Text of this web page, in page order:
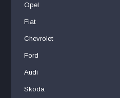
Opel
Fiat
Chevrolet
Ford
Audi
Skoda